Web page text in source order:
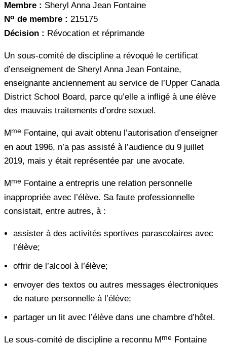
Membre : Sheryl Anna Jean Fontaine
No de membre : 215175
Décision : Révocation et réprimande
Un sous-comité de discipline a révoqué le certificat
d’enseignement de Sheryl Anna Jean Fontaine,
enseignante anciennement au service de l’Upper Canada
District School Board, parce qu’elle a infligé à une élève
des mauvais traitements d’ordre sexuel.
Mme Fontaine, qui avait obtenu l’autorisation d’enseigner
en aout 1996, n’a pas assisté à l’audience du 9 juillet
2019, mais y était représentée par une avocate.
Mme Fontaine a entrepris une relation personnelle
inappropriée avec l’élève. Sa faute professionnelle
consistait, entre autres, à :
assister à des activités sportives parascolaires avec
l’élève;
offrir de l’alcool à l’élève;
envoyer des textos ou autres messages électroniques
de nature personnelle à l’élève;
partager un lit avec l’élève dans une chambre d’hôtel.
Le sous-comité de discipline a reconnu Mme Fontaine